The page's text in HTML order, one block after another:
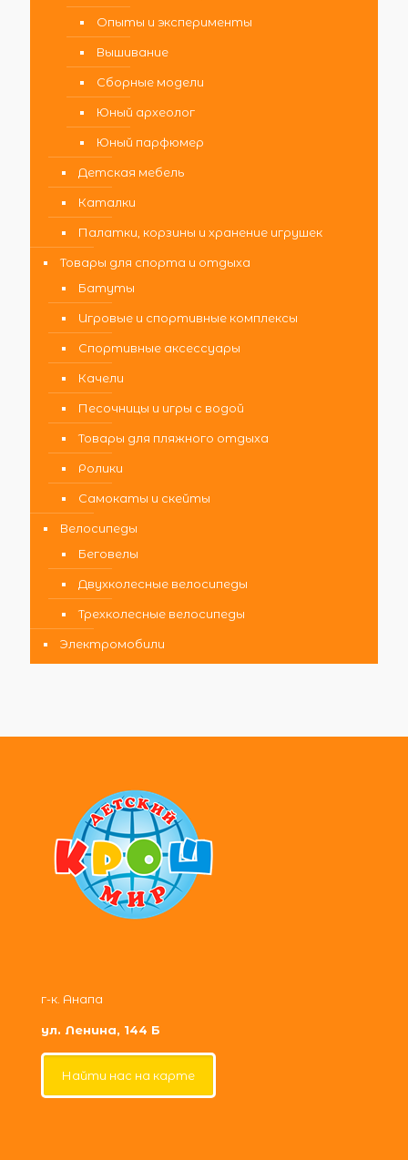
Опыты и эксперименты
Вышивание
Сборные модели
Юный археолог
Юный парфюмер
Детская мебель
Каталки
Палатки, корзины и хранение игрушек
Товары для спорта и отдыха
Батуты
Игровые и спортивные комплексы
Спортивные аксессуары
Качели
Песочницы и игры с водой
Товары для пляжного отдыха
Ролики
Самокаты и скейты
Велосипеды
Беговелы
Двухколесные велосипеды
Трехколесные велосипеды
Электромобили
г-к. Анапа
ул. Ленина, 144 Б
Найти нас на карте